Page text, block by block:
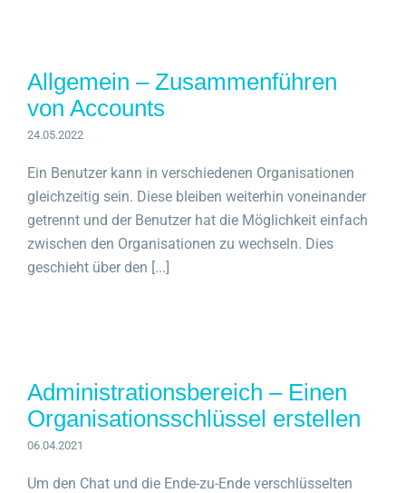
Allgemein – Zusammenführen
von Accounts
24.05.2022
Ein Benutzer kann in verschiedenen Organisationen
gleichzeitig sein. Diese bleiben weiterhin voneinander
getrennt und der Benutzer hat die Möglichkeit einfach
zwischen den Organisationen zu wechseln. Dies
geschieht über den [...]
Administrationsbereich – Einen
Organisationsschlüssel erstellen
06.04.2021
Um den Chat und die Ende-zu-Ende verschlüsselten